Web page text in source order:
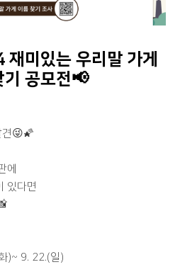
미있는 우리말 가게
기 공모전📢
견😜🌠
에
있다면
)~ 9. 22.(일)